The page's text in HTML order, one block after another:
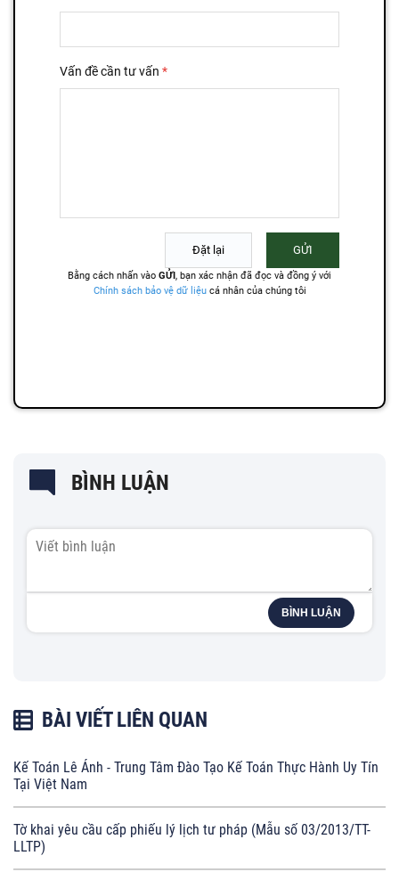
BÌNH LUẬN
BÌNH LUẬN
BÀI VIẾT LIÊN QUAN
Kế Toán Lê Ánh - Trung Tâm Đào Tạo Kế Toán Thực Hành Uy Tín
Tại Việt Nam
Tờ khai yêu cầu cấp phiếu lý lịch tư pháp (Mẫu số 03/2013/TT-
LLTP)